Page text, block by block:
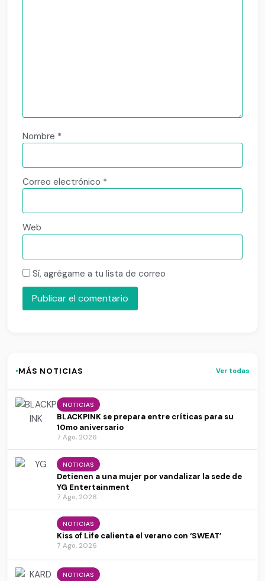
Nombre *
Correo electrónico *
Web
Sí, agrégame a tu lista de correo
·MÁS NOTICIAS Ver todas
NOTICIAS
BLACKPINK se prepara entre críticas para su
10mo aniversario
7 Ago, 2026
NOTICIAS
Detienen a una mujer por vandalizar la sede de
YG Entertainment
7 Ago, 2026
NOTICIAS
Kiss of Life calienta el verano con ‘SWEAT’
7 Ago, 2026
NOTICIAS